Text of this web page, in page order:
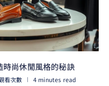
尚休閒風格的秘訣
看次數
4 minutes read